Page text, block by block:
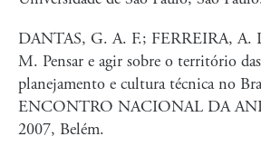
DANTAS, G. A. F.; FERREIRA, A.
M. Pensar e agir sobre o território das
planejamento e cultura técnica no
ENCONTRO NACIONAL DA
2007, Belém.